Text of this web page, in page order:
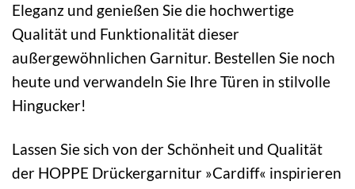
Eleganz und genießen Sie die hochwertige
Qualität und Funktionalität dieser
außergewöhnlichen Garnitur. Bestellen Sie noch
heute und verwandeln Sie Ihre Türen in stilvolle
Hingucker!
Lassen Sie sich von der Schönheit und Qualität
der HOPPE Drückergarnitur »Cardiff« inspirieren